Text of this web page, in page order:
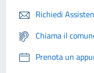
Richiedi
Chiama il
Prenota un